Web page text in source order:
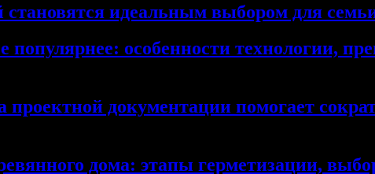
становятся идеальным выбором для
популярнее: особенности технологии,
проектной документации помогает
дома: этапы герметизации,